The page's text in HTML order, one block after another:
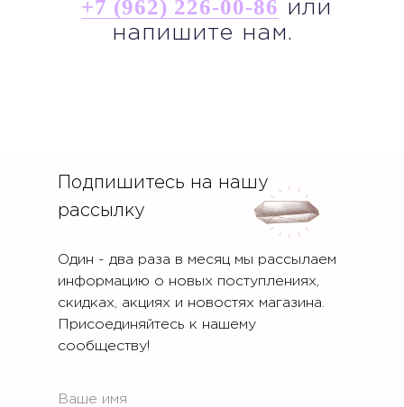
+7 (962) 226-00-86 или
напишите нам.
Ваше имя
Подпишитесь на нашу
рассылку
Один - два раза в месяц мы рассылаем
информацию о новых поступлениях,
скидках, акциях и новостях магазина.
Присоединяйтесь к нашему
сообществу!